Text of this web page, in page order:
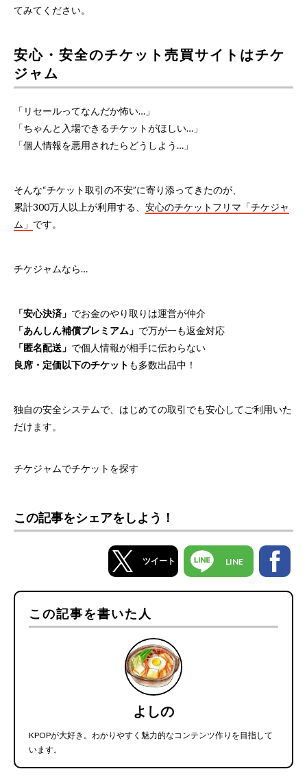
てみてください。
安心・安全のチケット売買サイトはチケ
ジャム
「リセールってなんだか怖い…」
「ちゃんと入場できるチケットがほしい…」
「個人情報を悪用されたらどうしよう…」
そんな“チケット取引の不安”に寄り添ってきたのが、
累計300万人以上が利用する、 安心のチケットフリマ「チケジャ
ム」 です。
チケジャムなら…
「安心決済」 でお金のやり取りは運営が仲介
「あんしん補償プレミアム」 で万が一も返金対応
「匿名配送」 で個人情報が相手に伝わらない
良席・定価以下のチケット も多数出品中！
独自の安全システムで、はじめての取引でも安心してご利用いた
だけます。
チケジャムでチケットを探す
この記事をシェアをしよう！
ツイート LINE
この記事を書いた人
よしの
KPOPが大好き。わかりやすく魅力的なコンテンツ作りを目指して
います。